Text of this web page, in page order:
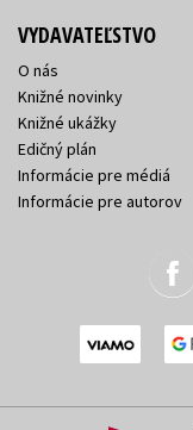
VYDAVATEĽSTVO
O nás
Knižné novinky
Knižné ukážky
Edičný plán
Informácie pre médiá
Informácie pre autorov